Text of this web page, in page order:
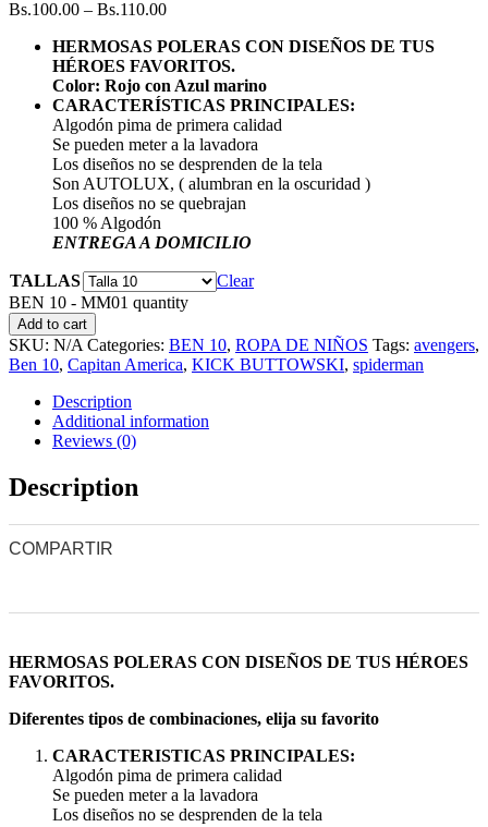
Bs.100.00 – Bs.110.00
HERMOSAS POLERAS CON DISEÑOS DE TUS
HÉROES FAVORITOS.
Color: Rojo con Azul marino
CARACTERÍSTICAS PRINCIPALES:
Algodón pima de primera calidad
Se pueden meter a la lavadora
Los diseños no se desprenden de la tela
Son AUTOLUX, ( alumbran en la oscuridad )
Los diseños no se quebrajan
100 % Algodón
ENTREGA A DOMICILIO
TALLAS
Clear
BEN 10 - MM01 quantity
Add to cart
SKU: N/A Categories: BEN 10, ROPA DE NIÑOS Tags: avengers,
Ben 10, Capitan America, KICK BUTTOWSKI, spiderman
Description
Additional information
Reviews (0)
Description
COMPARTIR
HERMOSAS POLERAS CON DISEÑOS DE TUS HÉROES
FAVORITOS.
Diferentes tipos de combinaciones, elija su favorito
CARACTERISTICAS PRINCIPALES:
Algodón pima de primera calidad
Se pueden meter a la lavadora
Los diseños no se desprenden de la tela